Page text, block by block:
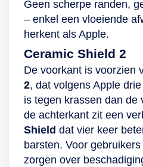
dagelijkse
avonturen
vast te
geniet
HDR en
Vision-
van jouw
en tot 4
Geen scherpe randen,
– enkel een vloeiende
herkent als Apple.
Ceramic Shield 2
De voorkant is voorzien
2, dat volgens Apple
is tegen krassen dan de
de achterkant zit een
Shield dat vier keer
barsten. Voor
zorgen over